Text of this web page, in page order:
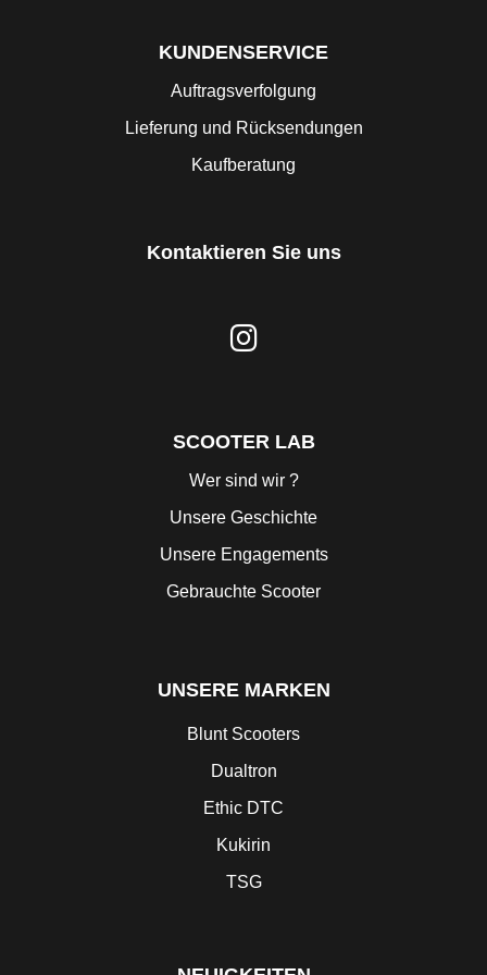
KUNDENSERVICE
Auftragsverfolgung
Lieferung und Rücksendungen
Kaufberatung
Kontaktieren Sie uns
SCOOTER LAB
Wer sind wir ?
Unsere Geschichte
Unsere Engagements
Gebrauchte Scooter
UNSERE MARKEN
Blunt Scooters
Dualtron
Ethic DTC
Kukirin
TSG